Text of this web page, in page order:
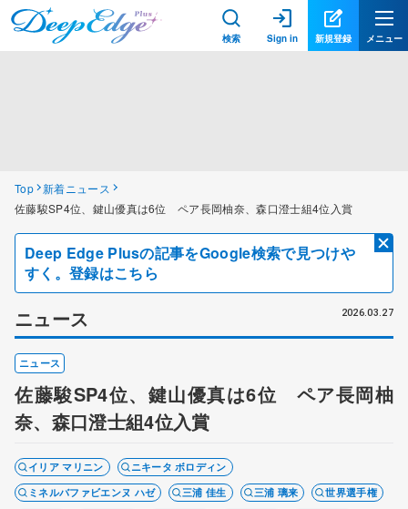
検索 Sign in 新規登録 メニュー
Top 新着ニュース
佐藤駿SP4位、鍵山優真は6位 ペア長岡柚奈、森口澄士組4位入賞
Deep Edge Plusの記事をGoogle検索で見つけや
すく。登録はこちら
ニュース 2026.03.27
ニュース
佐藤駿SP4位、鍵山優真は6位 ペア長岡柚
奈、森口澄士組4位入賞
イリア マリニン
ニキータ ボロディン
ミネルバファビエンヌ ハゼ
三浦 佳生 三浦 璃来
世界選手権